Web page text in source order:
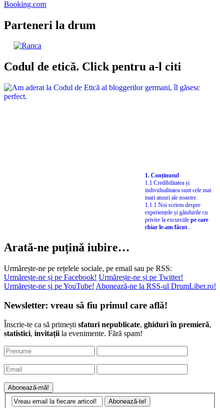
Booking.com
Parteneri la drum
Codul de etică. Click pentru a-l citi
1. Conținutul
1.1 Credibilitatea și
individualitatea sunt cele mai
mari atuuri ale noastre.
1.1.1 Noi scriem despre
experiențele și gândurile cu
privire la excursiile pe care
chiar le-am făcut...
Arată-ne puțină iubire…
Urmărește-ne pe rețelele sociale, pe email sau pe RSS:
Urmărește-ne și pe Facebook! Urmărește-ne și pe Twitter!
Urmărește-ne și pe YouTube! Abonează-ne la RSS-ul DrumLiber.ro!
Newsletter: vreau să fiu primul care află!
Înscrie-te ca să primești sfaturi nepublicate, ghiduri în premieră,
statistici, invitațiila evenimente. Fără spam!